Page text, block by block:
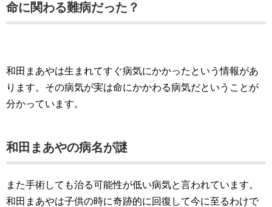
命に関わる難病だった？
和田まあやは生まれてすぐ病気にかかったという情報があ
ります。その病気が実は命にかかわる病気だということが
分かっています。
和田まあやの病名が謎
また手術しても治る可能性が低い病気と言われています。
和田まあやは子供の時に奇跡的に回復して今に至るわけで